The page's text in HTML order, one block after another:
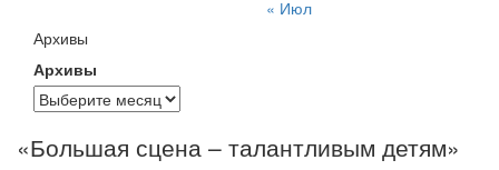
« Июл
Архивы
Архивы
«Большая сцена – талантливым детям»